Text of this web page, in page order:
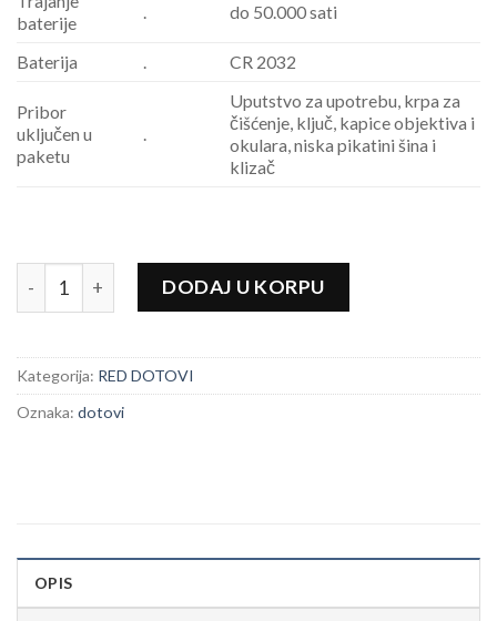
baterije
. do 50.000 sati
Baterija . CR 2032
Pribor
uključen u
paketu
.
Uputstvo za upotrebu, krpa za
čišćenje, ključ, kapice objektiva i
okulara, niska pikatini šina i
klizač
GPO SPECTRAdot ~ red dot nišan količina
DODAJ U KORPU
Kategorija: RED DOTOVI
Oznaka: dotovi
OPIS